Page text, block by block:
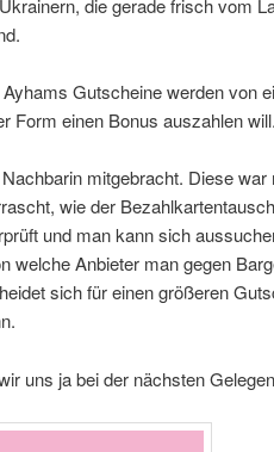
Gutscheine werden von
Form einen Bonus auszahlen will.
mitgebracht. Diese war
wie der
und man kann sich
welche Anbieter man gegen
sich für einen größeren
uns ja bei der nächsten